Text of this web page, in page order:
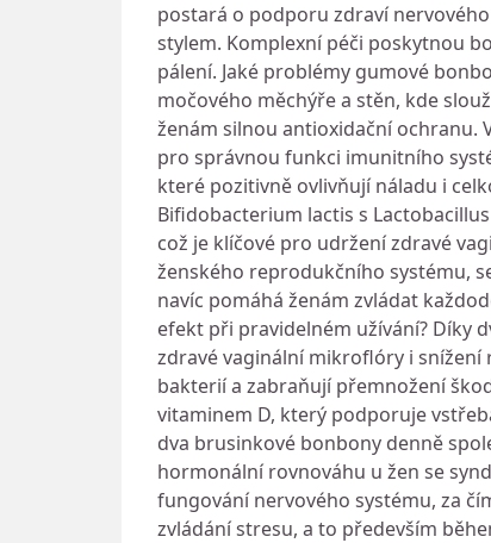
postará o podporu zdraví
stylem. Komplexní péči poskytnou
pálení. Jaké problémy gumové
močového měchýře a stěn, kde
ženám silnou antioxidační ochranu.
pro správnou funkci imunitního
které pozitivně ovlivňují náladu i
Bifidobacterium lactis s
což je klíčové pro udržení zdravé
ženského reprodukčního systému,
navíc pomáhá ženám zvládat
efekt při pravidelném užívání? Díky
zdravé vaginální mikroflóry i
bakterií a zabraňují přemnožení
vitaminem D, který podporuje
dva brusinkové bonbony denně
hormonální rovnováhu u žen se
fungování nervového systému, za
zvládání stresu, a to především